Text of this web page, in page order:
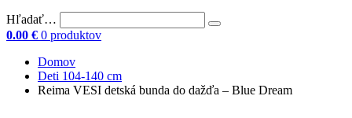
Hľadať…
0.00 € 0 produktov
Domov
Deti 104-140 cm
Reima VESI detská bunda do dažďa – Blue Dream